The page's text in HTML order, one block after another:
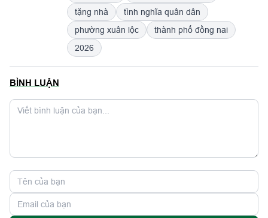
tặng nhà
tình nghĩa quân dân
phường xuân lộc
thành phố đồng nai
2026
BÌNH LUẬN